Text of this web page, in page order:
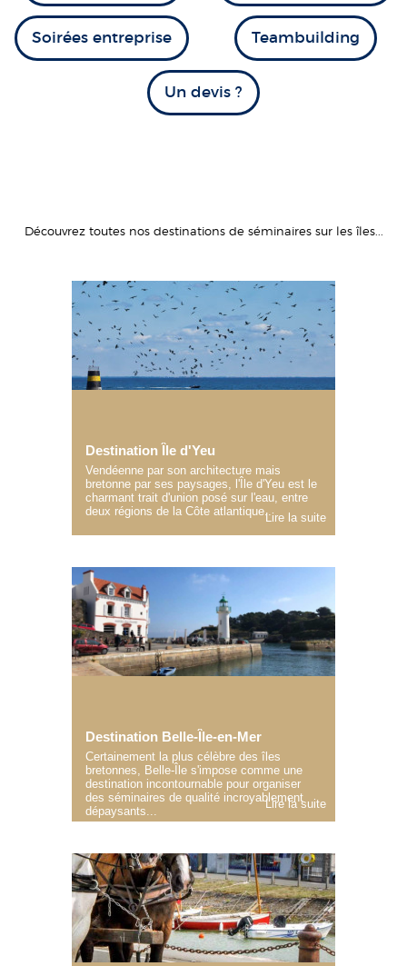
Soirées entreprise Teambuilding
Un devis ?
Découvrez toutes nos destinations de séminaires sur les îles...
Destination Île d'Yeu
Vendéenne par son architecture mais
bretonne par ses paysages, l'Île d'Yeu est le
charmant trait d'union posé sur l'eau, entre
deux régions de la Côte atlantique..Lire la suite
Destination Belle-Île-en-Mer
Certainement la plus célèbre des îles
bretonnes, Belle-Île s'impose comme une
destination incontournable pour organiser
des séminaires de qualité incroyablement
dépaysants...
Lire la suite